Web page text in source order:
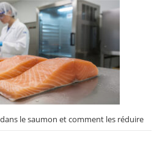
le saumon et comment les réduire